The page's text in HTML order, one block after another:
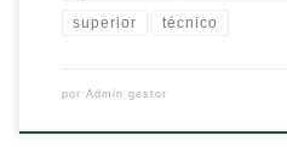
superior técnico
por Admin gestor